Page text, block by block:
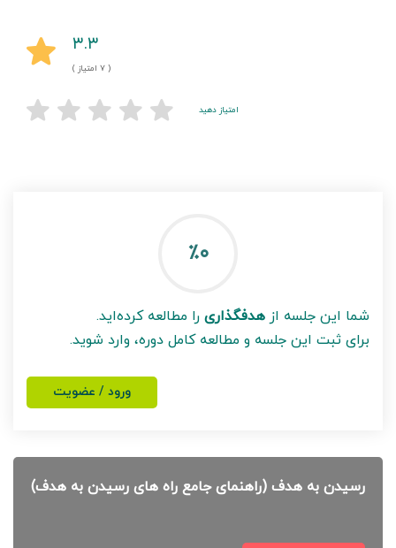
۳.۳
( ۷ امتیاز )
امتیاز دهید
٪۰
شما این جلسه از هدفگذاری را مطالعه کرده‌اید.
برای ثبت این جلسه و مطالعه کامل دوره، وارد شوید.
ورود / عضویت
رسیدن به هدف (راهنمای جامع راه های رسیدن به هدف)